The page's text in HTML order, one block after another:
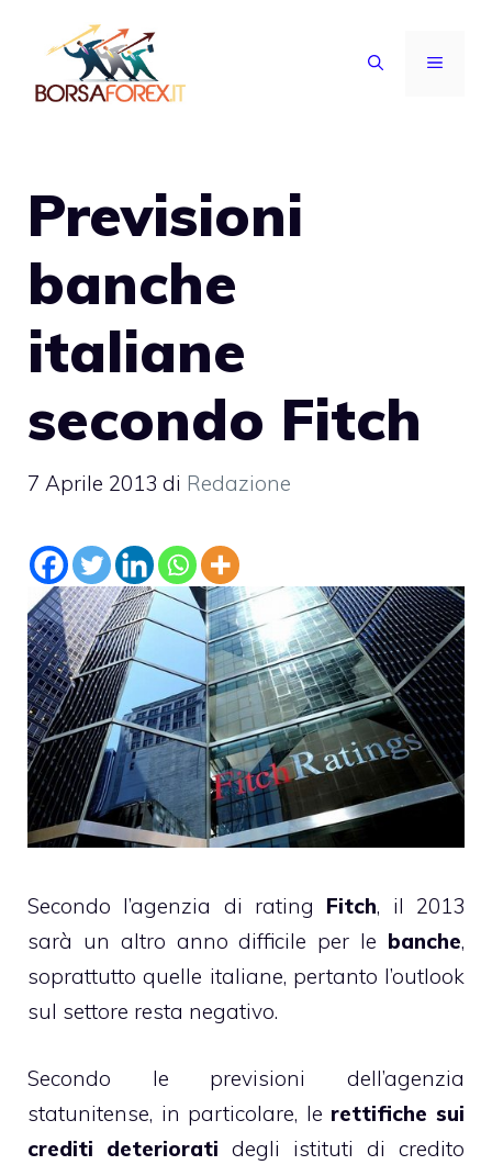
contenuto
MENU
Previsioni
banche
italiane
secondo Fitch
7 Aprile 2013 di Redazione
Secondo l’agenzia di rating Fitch, il 2013
sarà un altro anno difficile per le banche,
soprattutto quelle italiane, pertanto l’outlook
sul settore resta negativo.
Secondo le previsioni dell’agenzia
statunitense, in particolare, le rettifiche sui
crediti deteriorati degli istituti di credito